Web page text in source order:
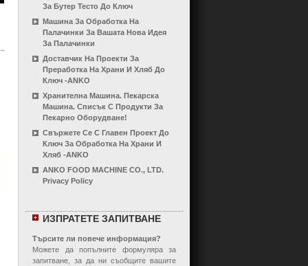
За Бутер Тесто До Ключ
Машина За Обработка На
Палачинки За Вашата Нова Идея
За Палачинки
Доставчик На Проекти За
Преработка На Храни И Хляб До
Ключ -ANKO
Хранителна Машина. Пекарска
Машина. Списък С Продукти За
Пекарно Оборудване!
Свържете Се С Главен Проект До
Ключ За Обработка На Храни И
Хляб -ANKO
ANKO FOOD MACHINE CO., LTD.
Privacy Policy
ИЗПРАТЕТЕ ЗАПИТВАНЕ
Търсите ли повече информация?
Можете да попълните формуляра за
запитване, за да ни съобщите вашите